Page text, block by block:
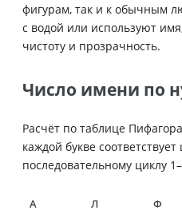
фигурам, так и к обычным
с водой или используют
чистоту и прозрачность.
Число имени по
Расчёт по таблице
каждой букве
последовательному циклу
А Л Ф